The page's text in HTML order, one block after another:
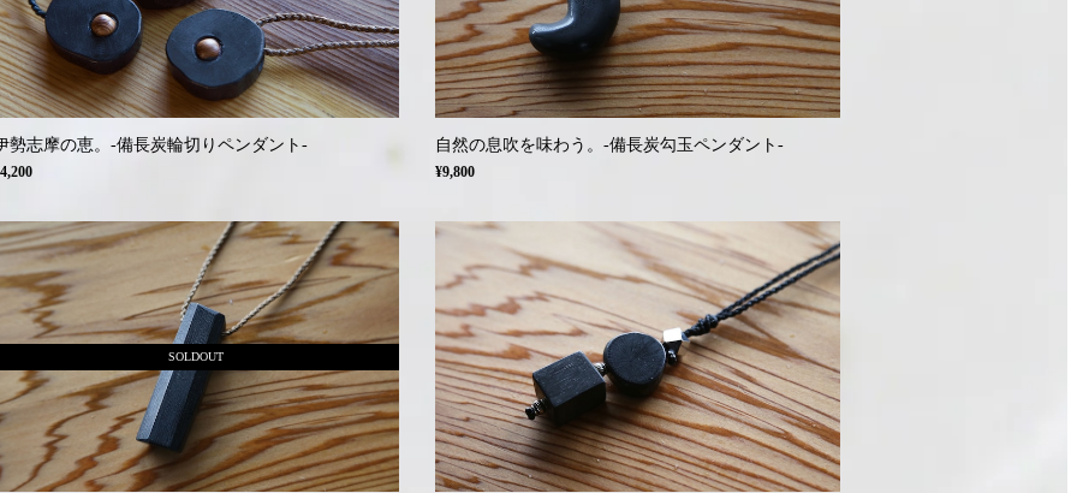
勢志摩の恵。-備長炭輪切りペンダント- 自然の息吹を味わう。-備長炭勾玉ペンダント-
¥9,800
SOLDOUT